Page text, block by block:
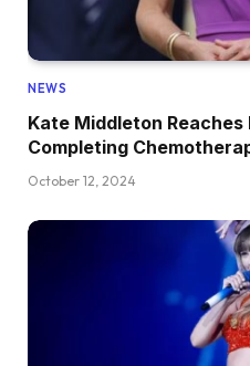
NEWS
Kate Middleton
Completing
October 12, 2024